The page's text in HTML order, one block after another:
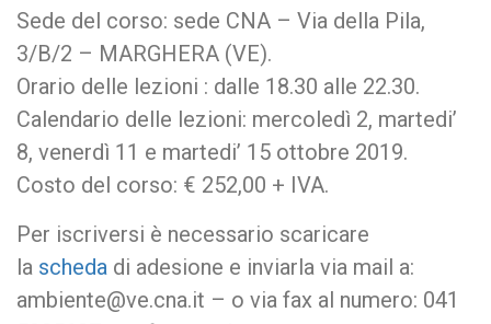
Sede del corso: sede CNA – Via della Pila,
3/B/2 – MARGHERA (VE).
Orario delle lezioni : dalle 18.30 alle 22.30.
Calendario delle lezioni: mercoledì 2, martedi’
8, venerdì 11 e martedi’ 15 ottobre 2019.
Costo del corso: € 252,00 + IVA.
Per iscriversi è necessario scaricare
la scheda di adesione e inviarla via mail a:
ambiente@ve.cna.it – o via fax al numero: 041